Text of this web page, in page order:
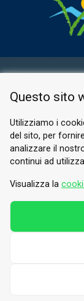
E-
Questo sito
Utilizziamo i
del sito, per
analizzare il
continui ad
Visualizza la